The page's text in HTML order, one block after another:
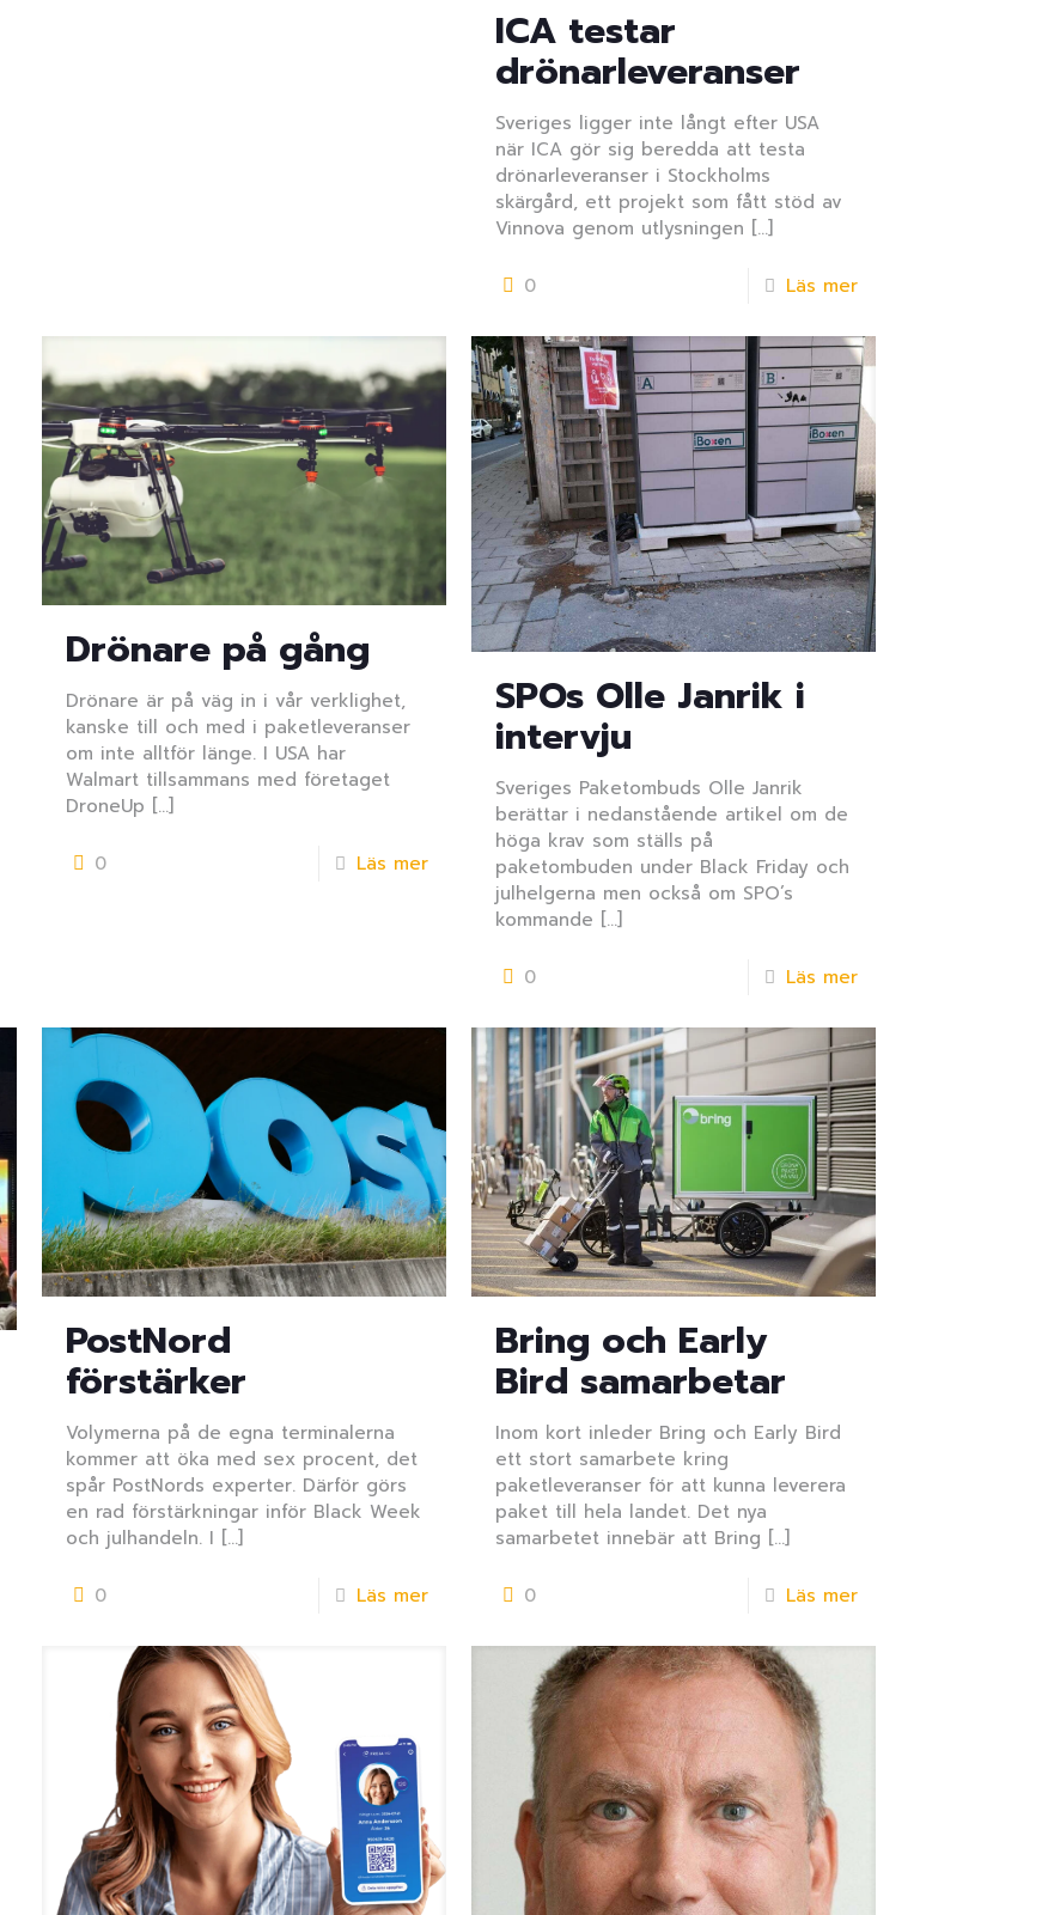
ICA testar
drönarleveranser
Sveriges ligger inte långt efter USA
när ICA gör sig beredda att testa
drönarleveranser i Stockholms
skärgård, ett projekt som fått stöd av
Vinnova genom utlysningen […]
0 Läs mer
Drönare på gång
Drönare är på väg in i vår verklighet,
kanske till och med i paketleveranser
om inte alltför länge. I USA har
Walmart tillsammans med företaget
DroneUp […]
0 Läs mer
SPOs Olle Janrik i
intervju
Sveriges Paketombuds Olle Janrik
berättar i nedanstående artikel om de
höga krav som ställs på
paketombuden under Black Friday och
julhelgerna men också om SPO’s
kommande […]
0 Läs mer
PostNord
förstärker
Volymerna på de egna terminalerna
kommer att öka med sex procent, det
spår PostNords experter. Därför görs
en rad förstärkningar inför Black Week
och julhandeln. I […]
0 Läs mer
Bring och Early
Bird samarbetar
Inom kort inleder Bring och Early Bird
ett stort samarbete kring
paketleveranser för att kunna leverera
paket till hela landet. Det nya
samarbetet innebär att Bring […]
0 Läs mer